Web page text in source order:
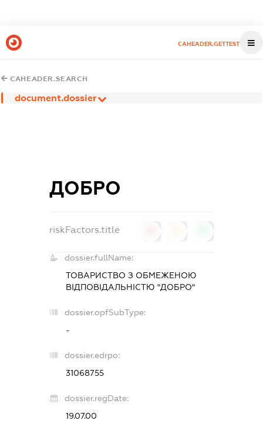
CAHEADER.GETTEST
CAHEADER.SEARCH
document.dossier
ДОБРО
riskFactors.title
dossier.fullName:
ТОВАРИСТВО З ОБМЕЖЕНОЮ
ВІДПОВІДАЛЬНІСТЮ "ДОБРО"
dossier.opfSubType:
-
dossier.edrpo:
31068755
dossier.regDate:
19.07.00